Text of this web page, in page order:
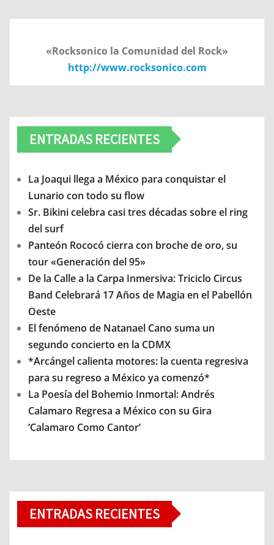
«Rocksonico la Comunidad del Rock»
http://www.rocksonico.com
ENTRADAS RECIENTES
La Joaqui llega a México para conquistar el
Lunario con todo su flow
Sr. Bikini celebra casi tres décadas sobre el ring
del surf
Panteón Rococó cierra con broche de oro, su
tour «Generación del 95»
De la Calle a la Carpa Inmersiva: Triciclo Circus
Band Celebrará 17 Años de Magia en el Pabellón
Oeste
El fenómeno de Natanael Cano suma un
segundo concierto en la CDMX
*Arcángel calienta motores: la cuenta regresiva
para su regreso a México ya comenzó*
La Poesía del Bohemio Inmortal: Andrés
Calamaro Regresa a México con su Gira
‘Calamaro Como Cantor’
ENTRADAS RECIENTES